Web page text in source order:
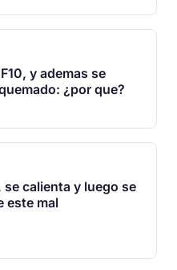
y ademas se
¿por que?
se calienta y luego se
este mal